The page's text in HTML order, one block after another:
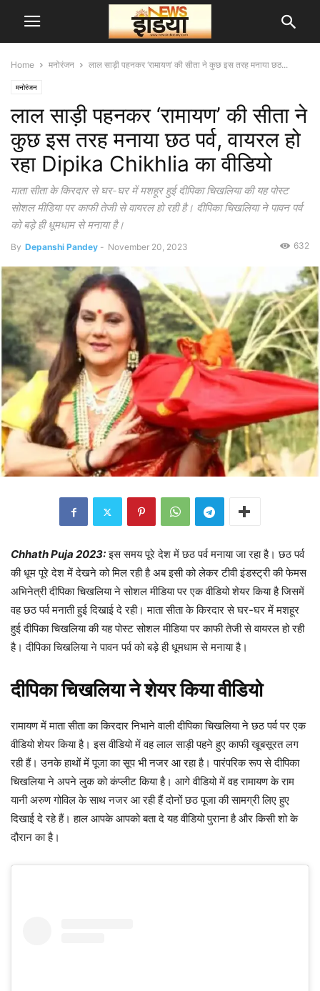
Home मनोरंजन लाल साड़ी पहनकर ‘रामायण’ की सीता ने कुछ इस तरह मनाया छठ...
मनोरंजन
लाल साड़ी पहनकर ‘रामायण’ की सीता ने
कुछ इस तरह मनाया छठ पर्व, वायरल हो
रहा Dipika Chikhlia का वीडियो
माता सीता के किरदार से घर-घर में मशहूर हुई दीपिका चिखलिया की यह पोस्ट
सोशल मीडिया पर काफी तेजी से वायरल हो रही है। दीपिका चिखलिया ने पावन पर्व
को बड़े ही धूमधाम से मनाया है।
By Depanshi Pandey - November 20, 2023 632
Chhath Puja 2023: इस समय पूरे देश में छठ पर्व मनाया जा रहा है। छठ पर्व
की धूम पूरे देश में देखने को मिल रही है अब इसी को लेकर टीवी इंडस्ट्री की फेमस
अभिनेत्री दीपिका चिखलिया ने सोशल मीडिया पर एक वीडियो शेयर किया है जिसमें
वह छठ पर्व मनाती हुई दिखाई दे रही। माता सीता के किरदार से घर-घर में मशहूर
हुई दीपिका चिखलिया की यह पोस्ट सोशल मीडिया पर काफी तेजी से वायरल हो रही
है। दीपिका चिखलिया ने पावन पर्व को बड़े ही धूमधाम से मनाया है।
दीपिका चिखलिया ने शेयर किया वीडियो
रामायण में माता सीता का किरदार निभाने वाली दीपिका चिखलिया ने छठ पर्व पर एक
वीडियो शेयर किया है। इस वीडियो में वह लाल साड़ी पहने हुए काफी खूबसूरत लग
रही हैं। उनके हाथों में पूजा का सूप भी नजर आ रहा है। पारंपरिक रूप से दीपिका
चिखलिया ने अपने लुक को कंप्लीट किया है। आगे वीडियो में वह रामायण के राम
यानी अरुण गोविल के साथ नजर आ रही हैं दोनों छठ पूजा की सामग्री लिए हुए
दिखाई दे रहे हैं। हाल आपके आपको बता दे यह वीडियो पुराना है और किसी शो के
दौरान का है।